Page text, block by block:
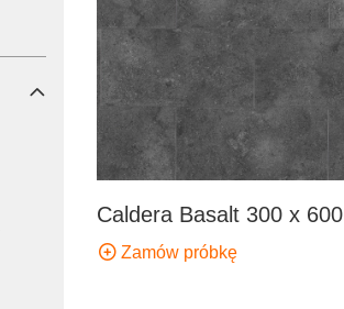
Caldera Basalt 300 x 600
Zamów próbkę